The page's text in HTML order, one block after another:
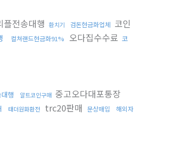
플전송대행 환치기 검돈현금화업체 코인
컬쳐랜드현금화91% 오다집수수료 코
행 알트코인구매 중고오다대포통장
태더원화환전 trc20판매 문상매입
해외자